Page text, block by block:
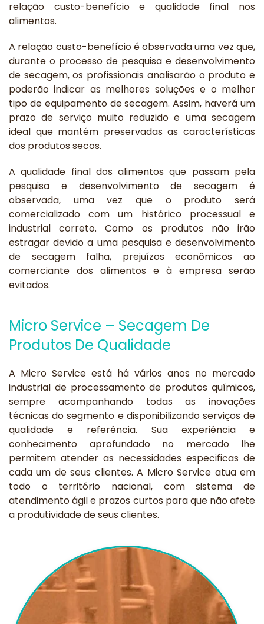
relação custo-benefício e qualidade final nos
alimentos.
A relação custo-benefício é observada uma vez que,
durante o processo de pesquisa e desenvolvimento
de secagem, os profissionais analisarão o produto e
poderão indicar as melhores soluções e o melhor
tipo de equipamento de secagem. Assim, haverá um
prazo de serviço muito reduzido e uma secagem
ideal que mantém preservadas as características
dos produtos secos.
A qualidade final dos alimentos que passam pela
pesquisa e desenvolvimento de secagem é
observada, uma vez que o produto será
comercializado com um histórico processual e
industrial correto. Como os produtos não irão
estragar devido a uma pesquisa e desenvolvimento
de secagem falha, prejuízos econômicos ao
comerciante dos alimentos e à empresa serão
evitados.
Micro Service – Secagem De
Produtos De Qualidade
A Micro Service está há vários anos no mercado
industrial de processamento de produtos químicos,
sempre acompanhando todas as inovações
técnicas do segmento e disponibilizando serviços de
qualidade e referência. Sua experiência e
conhecimento aprofundado no mercado lhe
permitem atender as necessidades especificas de
cada um de seus clientes. A Micro Service atua em
todo o território nacional, com sistema de
atendimento ágil e prazos curtos para que não afete
a produtividade de seus clientes.